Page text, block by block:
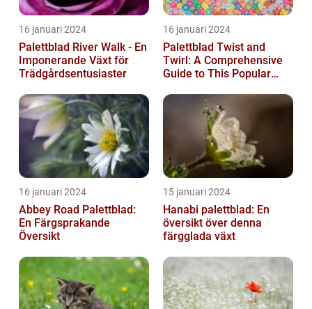
16 januari 2024
Palettblad River Walk - En
Imponerande Växt för
Trädgårdsentusiaster
16 januari 2024
Palettblad Twist and
Twirl: A Comprehensive
Guide to This Popular
16 januari 2024
Abbey Road Palettblad:
En Färgsprakande
Översikt
15 januari 2024
Hanabi palettblad: En
översikt över denna
färgglada växt